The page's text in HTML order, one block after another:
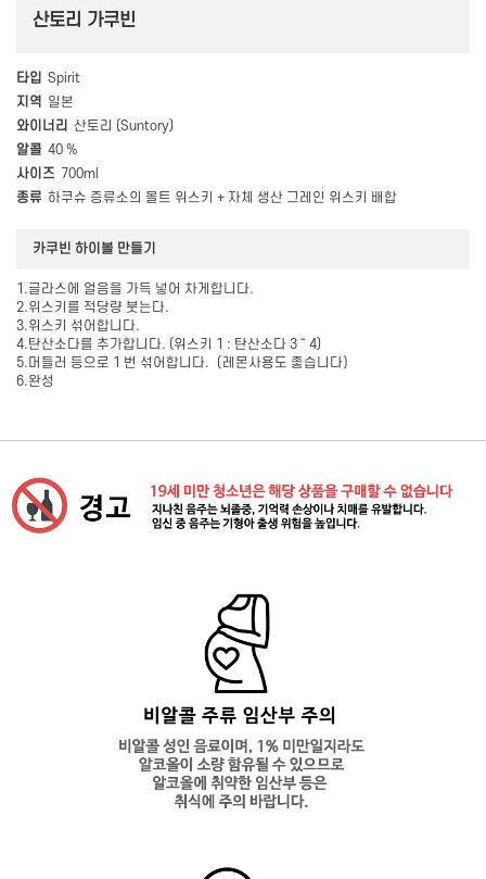
산토리 가쿠빈
타입 Spirit
지역 일본
와이너리 산토리 (Suntory)
알콜 40 %
사이즈 700ml
종류 하쿠슈 증류소의 몰트 위스키 + 자체 생산 그레인 위스키 배합
카쿠빈 하이볼 만들기
1.글라스에 얼음을 가득 넣어 차게합니다.
2.위스키를 적당량 붓는다.
3.위스키 섞어합니다.
4.탄산소다를 추가합니다. (위스키 1 : 탄산소다 3 ～ 4)
5.머들러 등으로 1 번 섞어합니다.（레몬사용도 좋습니다）
6.완성